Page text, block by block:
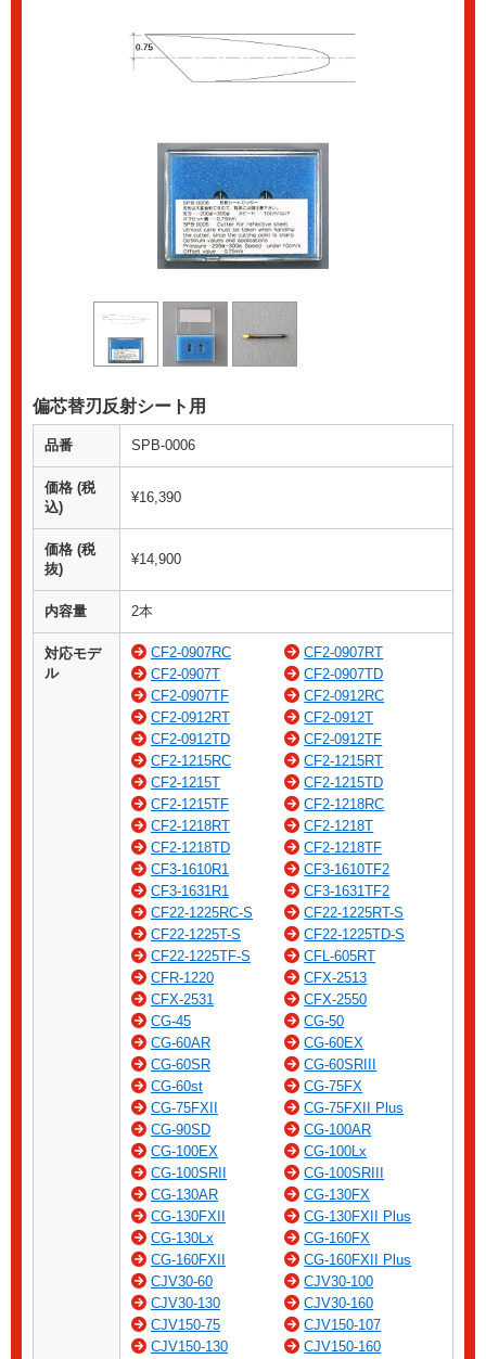
偏芯替刃反射シート用
品番 SPB-0006
価格 (税
込)
¥16,390
価格 (税
抜)
¥14,900
内容量 2本
対応モデ
ル
CF2-0907RC
CF2-0907RT
CF2-0907T
CF2-0907TD
CF2-0907TF
CF2-0912RC
CF2-0912RT
CF2-0912T
CF2-0912TD
CF2-0912TF
CF2-1215RC
CF2-1215RT
CF2-1215T
CF2-1215TD
CF2-1215TF
CF2-1218RC
CF2-1218RT
CF2-1218T
CF2-1218TD
CF2-1218TF
CF3-1610R1
CF3-1610TF2
CF3-1631R1
CF3-1631TF2
CF22-1225RC-S
CF22-1225RT-S
CF22-1225T-S
CF22-1225TD-S
CF22-1225TF-S
CFL-605RT
CFR-1220
CFX-2513
CFX-2531
CFX-2550
CG-45
CG-50
CG-60AR
CG-60EX
CG-60SR
CG-60SRIII
CG-60st
CG-75FX
CG-75FXII
CG-75FXII Plus
CG-90SD
CG-100AR
CG-100EX
CG-100Lx
CG-100SRII
CG-100SRIII
CG-130AR
CG-130FX
CG-130FXII
CG-130FXII Plus
CG-130Lx
CG-160FX
CG-160FXII
CG-160FXII Plus
CJV30-60
CJV30-100
CJV30-130
CJV30-160
CJV150-75
CJV150-107
CJV150-130
CJV150-160